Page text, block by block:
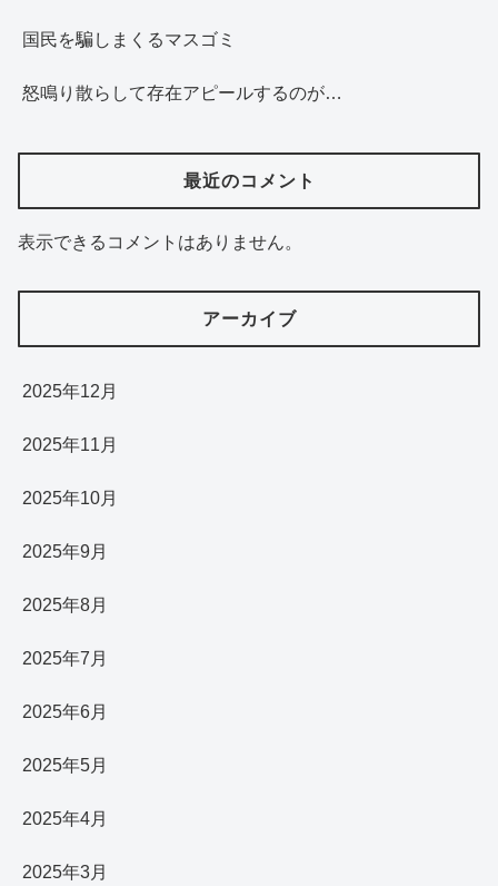
国民を騙しまくるマスゴミ
怒鳴り散らして存在アピールするのが…
最近のコメント
表示できるコメントはありません。
アーカイブ
2025年12月
2025年11月
2025年10月
2025年9月
2025年8月
2025年7月
2025年6月
2025年5月
2025年4月
2025年3月